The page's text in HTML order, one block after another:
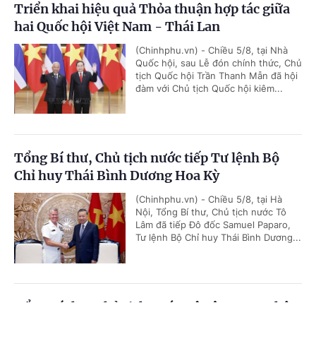
Triển khai hiệu quả Thỏa thuận hợp tác giữa
hai Quốc hội Việt Nam - Thái Lan
(Chinhphu.vn) - Chiều 5/8, tại Nhà
Quốc hội, sau Lễ đón chính thức, Chủ
tịch Quốc hội Trần Thanh Mẫn đã hội
đàm với Chủ tịch Quốc hội kiêm...
Tổng Bí thư, Chủ tịch nước tiếp Tư lệnh Bộ
Chỉ huy Thái Bình Dương Hoa Kỳ
(Chinhphu.vn) - Chiều 5/8, tại Hà
Nội, Tổng Bí thư, Chủ tịch nước Tô
Lâm đã tiếp Đô đốc Samuel Paparo,
Tư lệnh Bộ Chỉ huy Thái Bình Dương...
Tổng Bí thư, Chủ tịch nước Tô Lâm: Quan hệ